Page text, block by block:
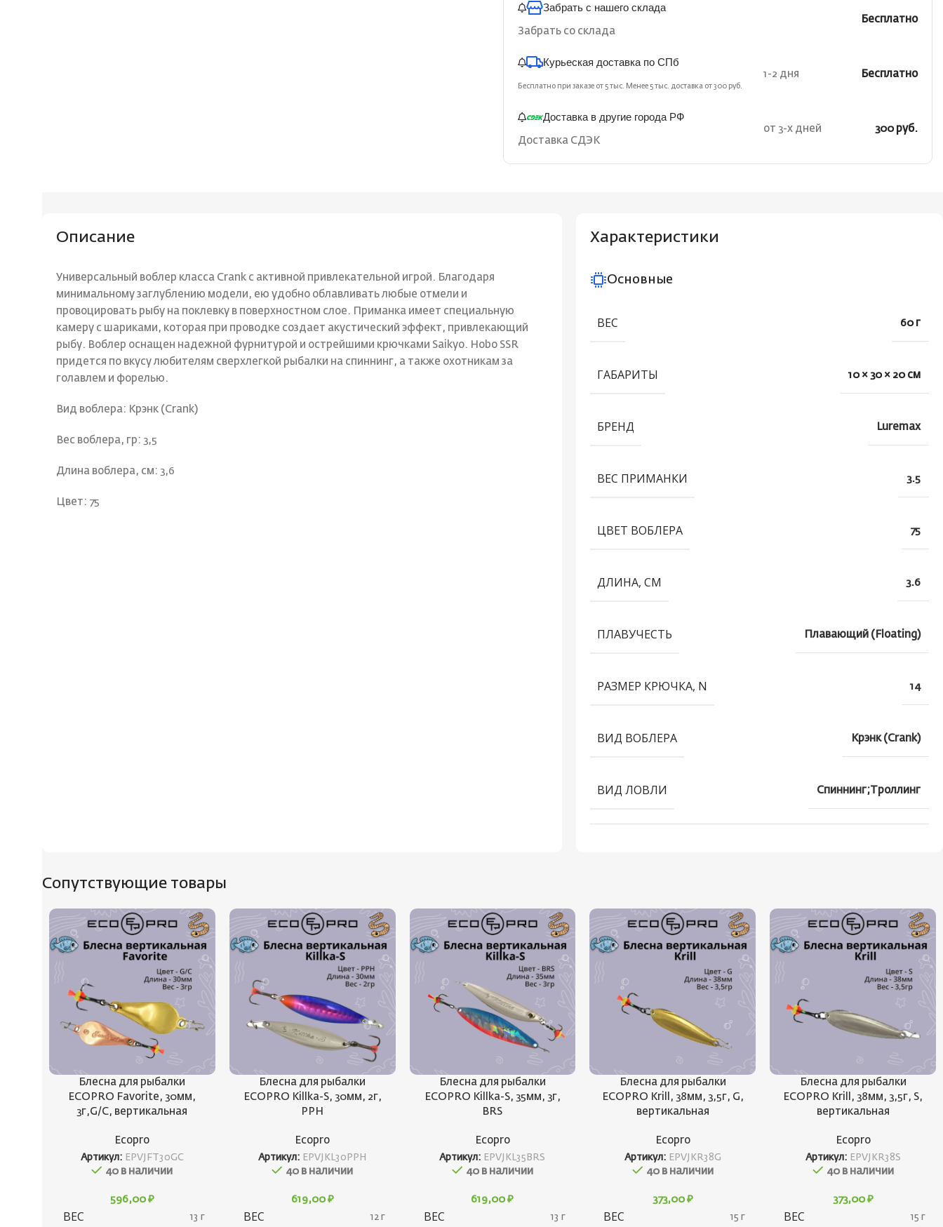
Забрать с нашего склада
Забрать со склада
Бесплатно
Курьеская доставка по СПб
Бесплатно при заказе от 5 тыс. Менее 5 тыс. доставка от 300 руб.
1-2 дня Бесплатно
Доставка в другие города РФ
Доставка СДЭК
от 3-х дней 300 руб.
Описание
Универсальный воблер класса Сrank c активной привлекательной игрой. Благодаря
минимальному заглублению модели, ею удобно облавливать любые отмели и
провоцировать рыбу на поклевку в поверхностном слое. Приманка имеет специальную
камеру с шариками, которая при проводке создает акустический эффект, привлекающий
рыбу. Воблер оснащен надежной фурнитурой и острейшими крючками Saikyo. Hobo SSR
придется по вкусу любителям сверхлегкой рыбалки на спиннинг, а также охотникам за
голавлем и форелью.
Вид воблера: Крэнк (Crank)
Вес воблера, гр: 3,5
Длина воблера, см: 3,6
Цвет: 75
Характеристики
Основные
ВЕС 60 г
ГАБАРИТЫ 10 × 30 × 20 см
БРЕНД Luremax
ВЕС ПРИМАНКИ 3.5
ЦВЕТ ВОБЛЕРА 75
ДЛИНА, СМ 3.6
ПЛАВУЧЕСТЬ Плавающий (Floating)
РАЗМЕР КРЮЧКА, N 14
ВИД ВОБЛЕРА Крэнк (Crank)
ВИД ЛОВЛИ Спиннинг;Троллинг
Сопутствующие товары
Блесна для рыбалки
ECOPRO Favorite, 30мм,
3г,G/C, вертикальная
Ecopro
Артикул: EPVJFT30GC
40 в наличии
596,00 ₽
ВЕС 13 г
Блесна для рыбалки
ECOPRO Killka-S, 30мм, 2г,
PPH
Ecopro
Артикул: EPVJKL30PPH
40 в наличии
619,00 ₽
ВЕС 12 г
Блесна для рыбалки
ECOPRO Killka-S, 35мм, 3г,
BRS
Ecopro
Артикул: EPVJKL35BRS
40 в наличии
619,00₽
ВЕС 13 г
Блесна для рыбалки
ECOPRO Krill, 38мм, 3,5г, G,
вертикальная
Ecopro
Артикул: EPVJKR38G
40 в наличии
373,00 ₽
ВЕС 15 г
Блесна для рыбалки
ECOPRO Krill, 38мм, 3,5г, S,
вертикальная
Ecopro
Артикул: EPVJKR38S
40 в наличии
373,00 ₽
ВЕС 15 г